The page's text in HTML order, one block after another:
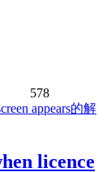
578
licence